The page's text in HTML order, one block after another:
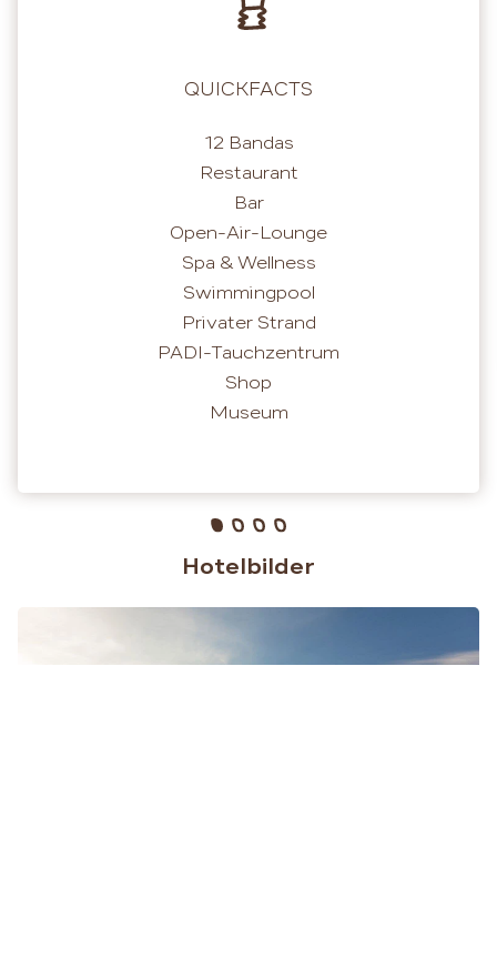
QUICKFACTS
12 Bandas
Restaurant
Bar
Open-Air-Lounge
Spa & Wellness
Swimmingpool
Privater Strand
PADI-Tauchzentrum
Shop
Museum
Hotelbilder